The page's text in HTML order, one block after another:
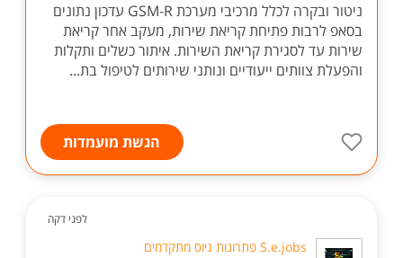
ניטור ובקרה לכלל מרכיבי מערכת GSM-R עדכון נתונים
בסאפ לרבות פתיחת קריאת שירות, מעקב אחר קריאת
שירות עד לסגירת קריאת השירות. איתור כשלים ותקלות
והפעלת צוותים ייעודיים ונותני שירותים לטיפול בת...
הגשת מועמדות
לפני דקה
S.e.jobs פתרונות גיוס מתקדמים